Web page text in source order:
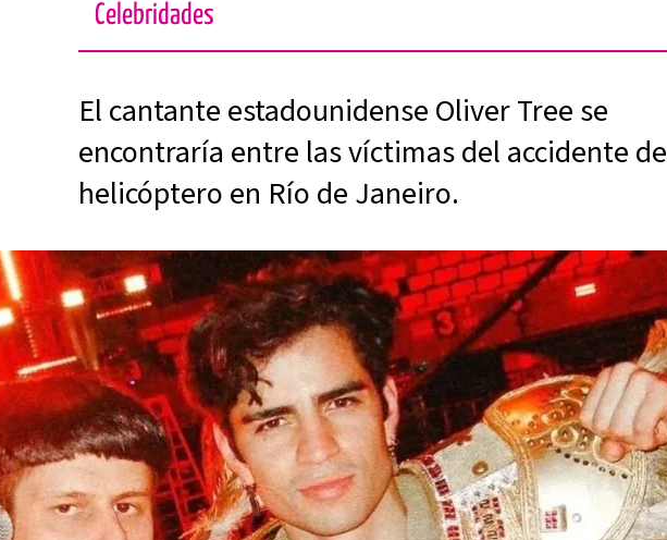
Celebridades
El cantante estadounidense Oliver Tree se
encontraría entre las víctimas del accidente de
helicóptero en Río de Janeiro.